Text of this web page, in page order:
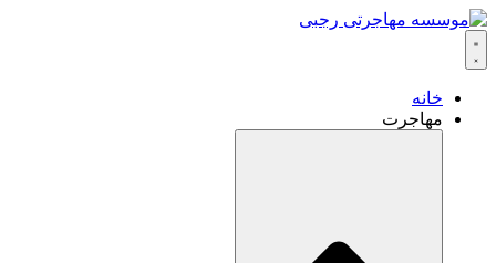
خانه
مهاجرت